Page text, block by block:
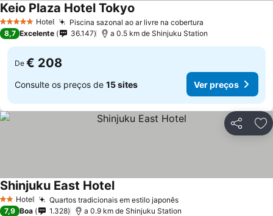
5 Estrelas Hotel Piscina sazonal ao ar livre na cobertura
Keio Plaza Hotel Tokyo
8,7 Excelente 36.147 a 0.5 km de Shinjuku Station
De € 208
Consulte os preços de 15 sites Ver preços
Partilhar
2 Estrelas
Hotel Quartos tradicionais em estilo japonêsVer preços
Shinjuku East HotelVer preços
7,9 Boa 1.328 a 0.9 km de Shinjuku Station